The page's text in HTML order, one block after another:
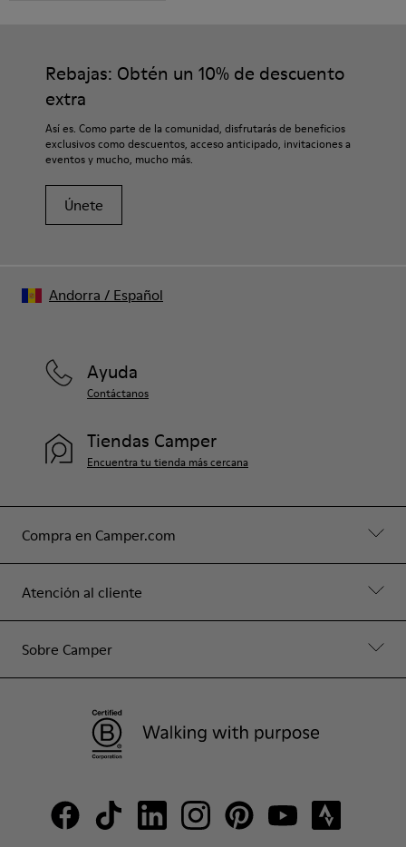
Rebajas: Obtén un 10% de descuento
extra
Así es. Como parte de la comunidad, disfrutarás de beneficios
exclusivos como descuentos, acceso anticipado, invitaciones a
eventos y mucho, mucho más.
Únete
Compra en Camper.com
Atención al cliente
Sobre Camper
Ayuda
Contáctanos
Tiendas Camper
Encuentra tu tienda más cercana
Andorra / Español